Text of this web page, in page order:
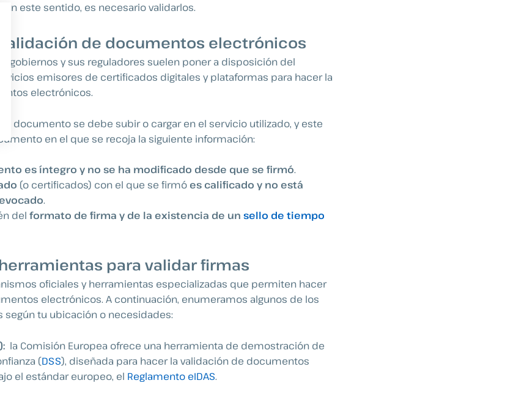
en este sentido, es necesario validarlos.
de documentos electrónicos
gobiernos y sus reguladores suelen poner a disposición del
emisores de certificados digitales y plataformas para hacer la
electrónicos.
documento se debe subir o cargar en el servicio utilizado, y este
en el que se recoja la siguiente información:
es íntegro y no se ha modificado desde que se firmó.
(o certificados) con el que se firmó es calificado y no está
.
del formato de firma y de la existencia de un sello de tiempo
para validar firmas
oficiales y herramientas especializadas que permiten hacer
electrónicos. A continuación, enumeramos algunos de los
según tu ubicación o necesidades:
la Comisión Europea ofrece una herramienta de demostración de
(DSS), diseñada para hacer la validación de documentos
el estándar europeo, el Reglamento eIDAS.